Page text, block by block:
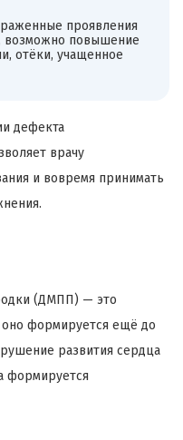
проявления
возможно повышение
отёки, учащенное
дефекта
врачу
и вовремя принимать
(ДМПП) — это
оно формируется ещё до
развития сердца
формируется